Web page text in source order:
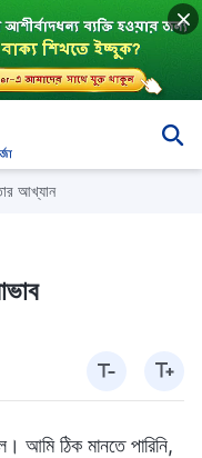
আখ্যান
আমি ঠিক মানতে পারিনি,